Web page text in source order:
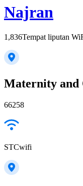
Najran
1,836Tempat liputan
Maternity and
66258
STCwifi